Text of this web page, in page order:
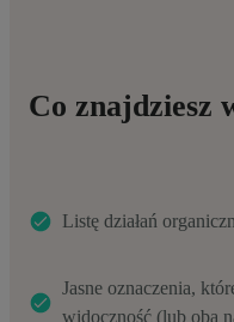
Co znajdziesz
Listę działań
Jasne oznaczenia,
widoczność (lub oba